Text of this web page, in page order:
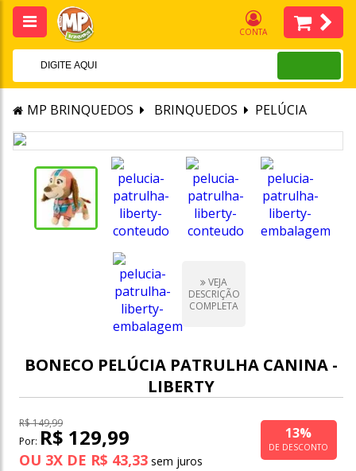
CONTA
MP BRINQUEDOS BRINQUEDOS PELÚCIA
VEJA
DESCRIÇÃO
COMPLETA
BONECO PELÚCIA PATRULHA CANINA -
LIBERTY
R$ 149,99
Por: R$ 129,99
OU 3X DE R$ 43,33
13%
DE DESCONTO